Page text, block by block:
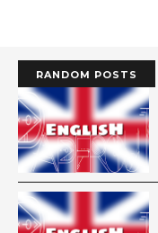
RANDOM POSTS